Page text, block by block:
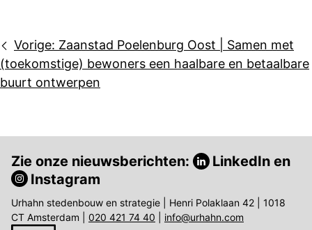
Bericht
navigatie
Vorige: Zaanstad Poelenburg Oost | Samen met
(toekomstige) bewoners een haalbare en betaalbare
buurt ontwerpen
Zie onze nieuwsberichten: LinkedIn en
Instagram
Urhahn stedenbouw en strategie | Henri Polaklaan 42 | 1018
CT Amsterdam | 020 421 74 40 info@urhahn.com